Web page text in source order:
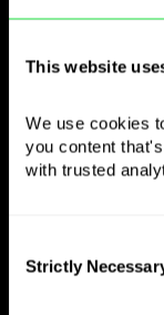
This website
We use cookies
you content
with trusted
Selection
Strictly
както
теглете